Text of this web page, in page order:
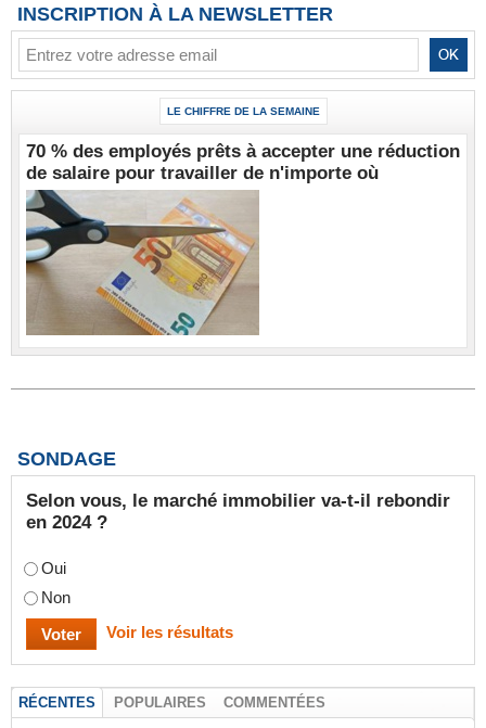
INSCRIPTION À LA NEWSLETTER
LE CHIFFRE DE LA SEMAINE
70 % des employés prêts à accepter une réduction
de salaire pour travailler de n'importe où
SONDAGE
Selon vous, le marché immobilier va-t-il rebondir
en 2024 ?
Oui
Non
Voir les résultats
RÉCENTES POPULAIRES COMMENTÉES